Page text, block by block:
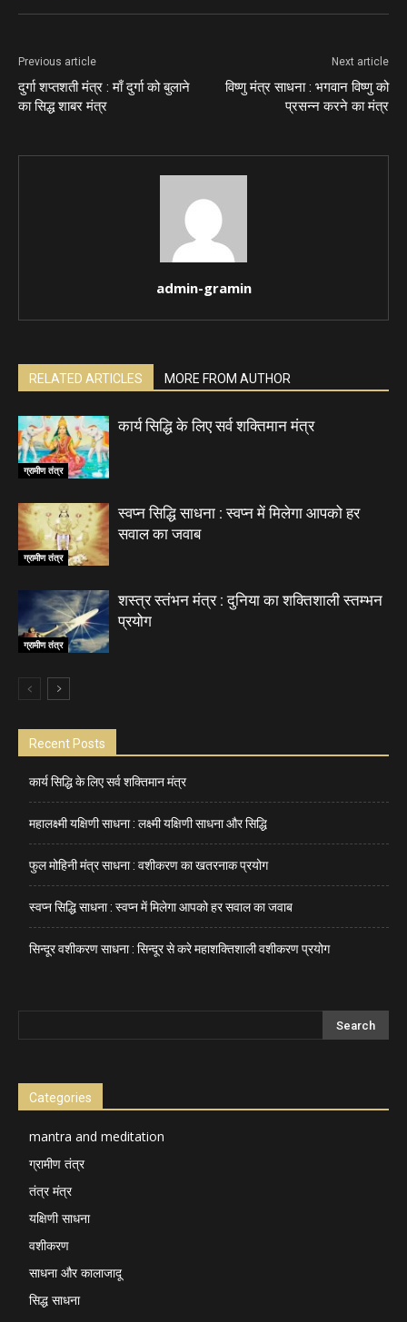
Previous article
दुर्गा शप्तशती मंत्र : माँ दुर्गा को बुलाने
का सिद्ध शाबर मंत्र
Next article
विष्णु मंत्र साधना : भगवान विष्णु को
प्रसन्न करने का मंत्र
admin-gramin
RELATED ARTICLES MORE FROM AUTHOR
ग्रामीण तंत्र
कार्य सिद्धि के लिए सर्व शक्तिमान मंत्र
ग्रामीण तंत्र
स्वप्न सिद्धि साधना : स्वप्न में मिलेगा आपको हर
सवाल का जवाब
ग्रामीण तंत्र
शस्त्र स्तंभन मंत्र : दुनिया का शक्तिशाली स्तम्भन
प्रयोग
Recent Posts
कार्य सिद्धि के लिए सर्व शक्तिमान मंत्र
महालक्ष्मी यक्षिणी साधना : लक्ष्मी यक्षिणी साधना और सिद्धि
फुल मोहिनी मंत्र साधना : वशीकरण का खतरनाक प्रयोग
स्वप्न सिद्धि साधना : स्वप्न में मिलेगा आपको हर सवाल का जवाब
सिन्दूर वशीकरण साधना : सिन्दूर से करे महाशक्तिशाली वशीकरण प्रयोग
Categories
mantra and meditation
ग्रामीण तंत्र
तंत्र मंत्र
यक्षिणी साधना
वशीकरण
साधना और कालाजादू
सिद्ध साधना